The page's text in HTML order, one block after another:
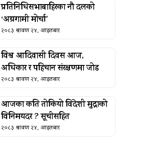
प्रतिनिधिसभाबाहिरका नौ दलको
‘अग्रगामी मोर्चा’
२०८३ श्रावण २४, आइतबार
विश्व आदिवासी दिवस आज,
अधिकार र पहिचान संरक्षणमा जोड
२०८३ श्रावण २४, आइतबार
आजका कति तोकियो विदेशी मुद्राको
विनिमयदर ? सूचीसहित
२०८३ श्रावण २४, आइतबार